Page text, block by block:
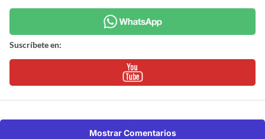
Suscríbete en:
Mostrar Comentarios